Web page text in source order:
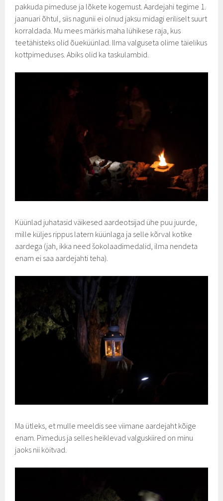
pakkuda pimeduse ja lõkete kogemust. Aardejahi tegime 1.
jaanuari õhtul, siis nagunii ei olnud jaksu midagi eriliselt suurt
korraldada. Mu mees märkis maha lühikese raja, kus
teetähisteks olid õueküünlad. Ilma valguseta olime täielikus
kottpimeduses. Abiks olid ka taskulambid.
Küünlad juhatasid väikesed aardeotsijad ühe puu juurde,
mille küljes rippus latern küünlaga ja selle kõrval kotike
aardega (jah, ikka need šokolaadimedalid, ilma nendeta
enam ei saa aardejahti teha).
Ma ütleks, et mulle meeldis see viimane aardejaht kõige
enam. Pimedus ja selles heiklevad valguskiired on minu
jaoks nii köitvad.